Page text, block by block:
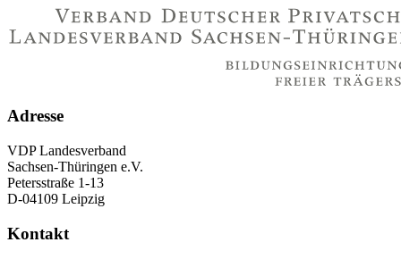
Adresse
VDP Landesverband
Sachsen-Thüringen e.V.
Petersstraße 1-13
D-04109 Leipzig
Kontakt